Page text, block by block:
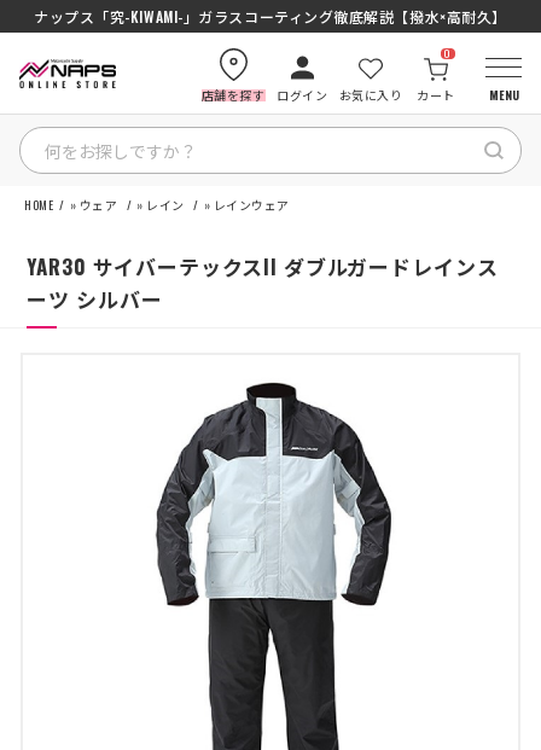
ナップス「究-KIWAMI-」ガラスコーティング徹底解説【撥水×高耐久】
SENA J30/J10を徹底比較｜コスパ最強インカムはどっち？初心者にもおすす
店舗を探す ログイン お気に入り カート
0
MENU
カテゴリから探す
ナップスメンバーズ
店舗を探す
採用情報
古物営業法に基づく表示/保険勧誘
方針
商品レビュー利用規約
HOME » ウェア » レイン » レインウェア
YAR30 サイバーテックスII ダブルガードレインス
ーツ シルバー